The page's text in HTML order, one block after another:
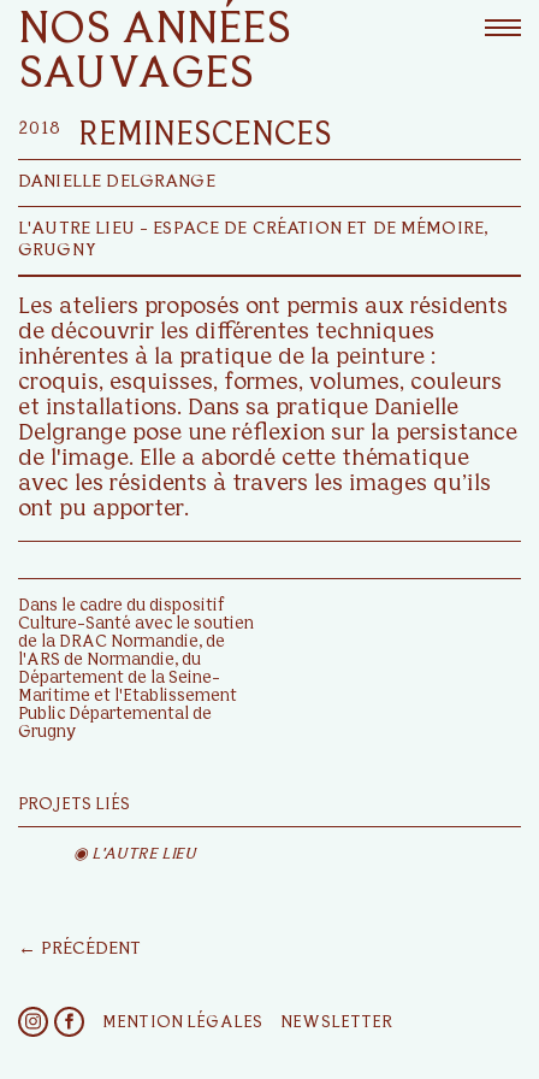
NOS ANNÉES
SAUVAGES
2018 REMINESCENCES
DANIELLE DELGRANGE
L'AUTRE LIEU - ESPACE DE CRÉATION ET DE MÉMOIRE,
GRUGNY
Les ateliers proposés ont permis aux résidents
de découvrir les différentes techniques
inhérentes à la pratique de la peinture :
croquis, esquisses, formes, volumes, couleurs
et installations. Dans sa pratique Danielle
Delgrange pose une réflexion sur la persistance
de l'image. Elle a abordé cette thématique
avec les résidents à travers les images qu’ils
ont pu apporter.
Dans le cadre du dispositif
Culture-Santé avec le soutien
de la DRAC Normandie, de
l'ARS de Normandie, du
Département de la Seine-
Maritime et l'Etablissement
Public Départemental de
Grugny
PROJETS LIÉS
◉ L'AUTRE LIEU
← PRÉCÉDENT
MENTION LÉGALES NEWSLETTER